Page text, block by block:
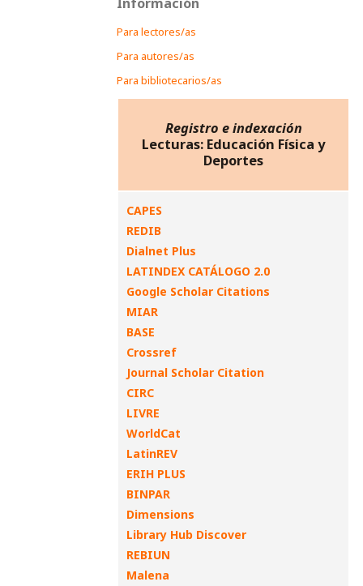
Para lectores/as
Para autores/as
Para bibliotecarios/as
Registro e indexación
Lecturas: Educación Física y
Deportes
CAPES
REDIB
Dialnet Plus
LATINDEX CATÁLOGO 2.0
Google Scholar Citations
MIAR
BASE
Crossref
Journal Scholar Citation
CIRC
LIVRE
WorldCat
LatinREV
ERIH PLUS
BINPAR
Dimensions
Library Hub Discover
REBIUN
Malena